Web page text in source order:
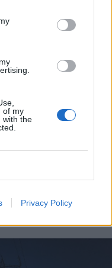
of my
with the
Privacy Policy
900 medve
törvényt